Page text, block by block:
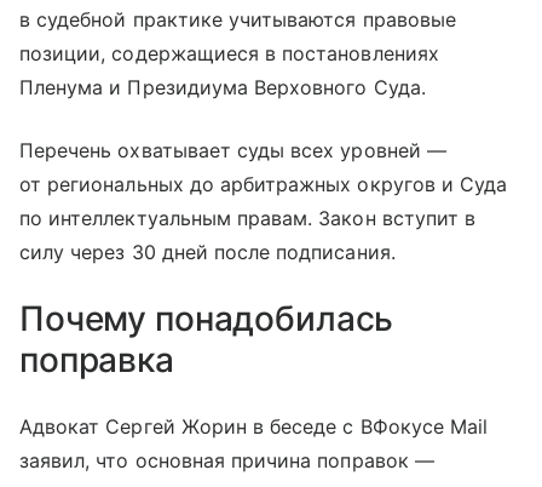
в судебной практике учитываются правовые
позиции, содержащиеся в постановлениях
Пленума и Президиума Верховного Суда.
Перечень охватывает суды всех уровней —
от региональных до арбитражных округов и Суда
по интеллектуальным правам. Закон вступит в
силу через 30 дней после подписания.
Почему понадобилась
поправка
Адвокат Сергей Жорин в беседе с ВФокусе Mail
заявил, что основная причина поправок —